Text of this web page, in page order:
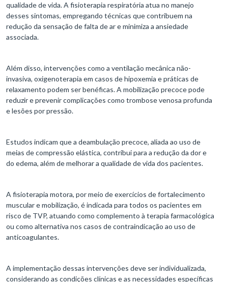
qualidade de vida. A fisioterapia respiratória atua no manejo
desses sintomas, empregando técnicas que contribuem na
redução da sensação de falta de ar e minimiza a ansiedade
associada.
Além disso, intervenções como a ventilação mecânica não-
invasiva, oxigenoterapia em casos de hipoxemia e práticas de
relaxamento podem ser benéficas. A mobilização precoce pode
reduzir e prevenir complicações como trombose venosa profunda
e lesões por pressão.
Estudos indicam que a deambulação precoce, aliada ao uso de
meias de compressão elástica, contribui para a redução da dor e
do edema, além de melhorar a qualidade de vida dos pacientes.
A fisioterapia motora, por meio de exercícios de fortalecimento
muscular e mobilização, é indicada para todos os pacientes em
risco de TVP, atuando como complemento à terapia farmacológica
ou como alternativa nos casos de contraindicação ao uso de
anticoagulantes.
A implementação dessas intervenções deve ser individualizada,
considerando as condições clínicas e as necessidades específicas